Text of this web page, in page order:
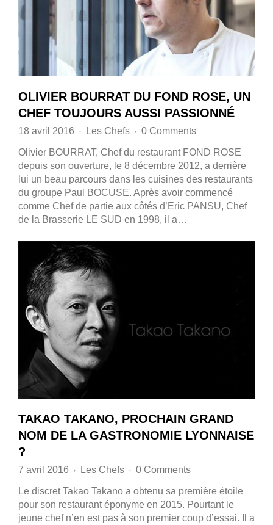
OLIVIER BOURRAT DU FOND ROSE, UN
CHEF TOUJOURS AUSSI PASSIONNÉ
18 avril 2016 ♦ Les Chefs ♦ 0 Comments
Olivier BOURRAT, Chef du restaurant FOND ROSE
depuis son ouverture, le 8 décembre 2012, a derrière
lui un beau parcours dans les cuisines des restaurants
du groupe Paul BOCUSE. Après avoir commencé
comme Chef de partie aux côtés d’Eric PANSU, Chef
de la Brasserie LE SUD en 1998, il a…
TAKAO TAKANO, PROCHAIN GRAND
NOM DE LA GASTRONOMIE LYONNAISE
?
7 avril 2016 ♦ Les Chefs ♦ 0 Comments
Le discret Takao Takano a obtenu sa première étoile
pour son restaurant éponyme en 2015. Pourtant le
jeune chef n’en est pas à son premier coup d’essai. Il a